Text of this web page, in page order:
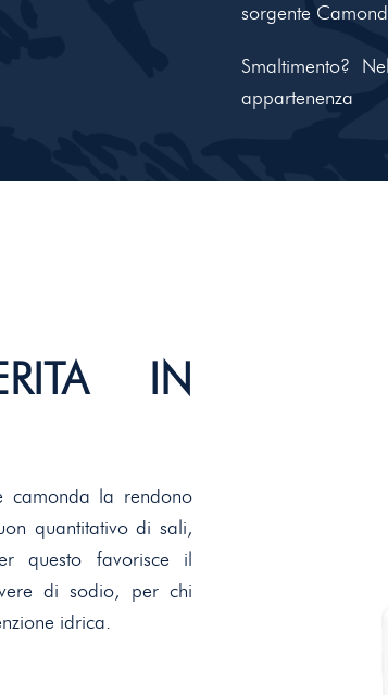
sorgente
Smaltimento?
appartenenza
IN
camonda la rendono
quantitativo di sali,
questo favorisce il
di sodio, per chi
idrica.